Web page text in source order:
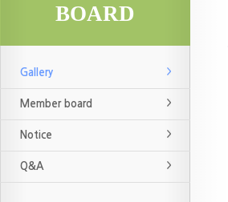
BOARD
Gallery
Member board
Notice
Q&A